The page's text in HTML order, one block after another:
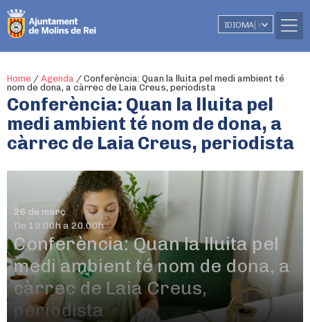
IDIOMA ▼
Home / Agenda / Conferència: Quan la lluita pel medi ambient té
nom de dona, a càrrec de Laia Creus, periodista
Conferència: Quan la lluita pel
medi ambient té nom de dona, a
càrrec de Laia Creus, periodista
26 de març
De 19.00h a 20.00h
Conferència: Quan la lluita pel
medi ambient té nom de dona, a
càrrec de Laia Creus,
periodista